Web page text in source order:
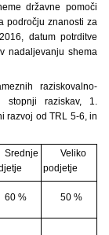
državne pomoči
področju znanosti za
datum potrditve
nadaljevanju shema
raziskovalno-
stopnji raziskav, 1.
razvoj od TRL 5-6, in
Srednje
Veliko
podjetje
60 % 50 %